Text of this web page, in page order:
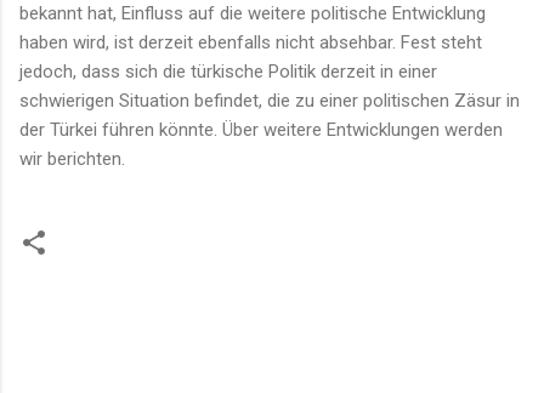
bekannt hat, Einfluss auf die weitere politische Entwicklung
haben wird, ist derzeit ebenfalls nicht absehbar. Fest steht
jedoch, dass sich die türkische Politik derzeit in einer
schwierigen Situation befindet, die zu einer politischen Zäsur in
der Türkei führen könnte. Über weitere Entwicklungen werden
wir berichten.